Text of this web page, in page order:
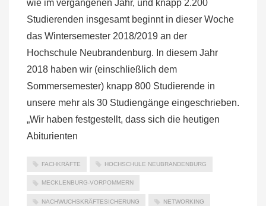
wie im vergangenen Jahr, und knapp 2.200
Studierenden insgesamt beginnt in dieser Woche
das Wintersemester 2018/2019 an der
Hochschule Neubrandenburg. In diesem Jahr
2018 haben wir (einschließlich dem
Sommersemester) knapp 800 Studierende in
unsere mehr als 30 Studiengänge eingeschrieben.
„Wir haben festgestellt, dass sich die heutigen
Abiturienten
FACHKRÄFTE HOCHSCHULE NEUBRANDENBURG
MECKLENBURG-VORPOMMERN
NACHWUCHSKRÄFTESICHERUNG NETWORKING